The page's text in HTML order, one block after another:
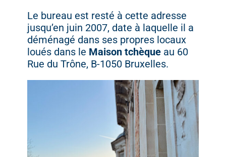
Le bureau est resté à cette adresse
jusqu’en juin 2007, date à laquelle il a
déménagé dans ses propres locaux
loués dans le Maison tchèque au 60
Rue du Trône, B-1050 Bruxelles.